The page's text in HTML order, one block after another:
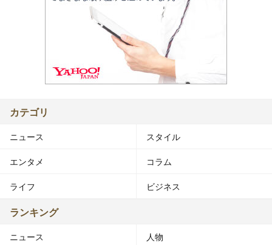
カテゴリ
ニュース スタイル
エンタメ コラム
ライフ ビジネス
ランキング
ニュース 人物